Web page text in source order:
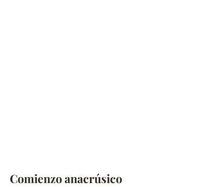
Comienzo anacrúsico